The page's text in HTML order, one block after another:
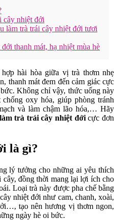
cây nhiệt đới
làm trà trái cây nhiệt đới tươi
thanh mát, hạ nhiệt mùa hè
hài hòa giữa vị trà thơm nhẹ
thanh mát đem đến cảm giác cực
Không chỉ vậy, thức uống này
oxy hóa, giúp phòng tránh
và làm chậm lão hóa,… Hãy
trà trái cây nhiệt đớicực đơn
là gì?
lý tưởng cho những ai yêu thích
đồng thời mang lại lợi ích cho
Loại trà này được pha chế bằng
nhiệt đới như cam, chanh, xoài,
tạo nên hương vị thơm ngon,
ngày hè oi bức.